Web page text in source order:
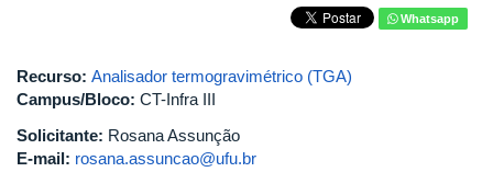
Whatsapp
Recurso: Analisador termogravimétrico (TGA)
Campus/Bloco: CT-Infra III
Solicitante: Rosana Assunção
E-mail: rosana.assuncao@ufu.br